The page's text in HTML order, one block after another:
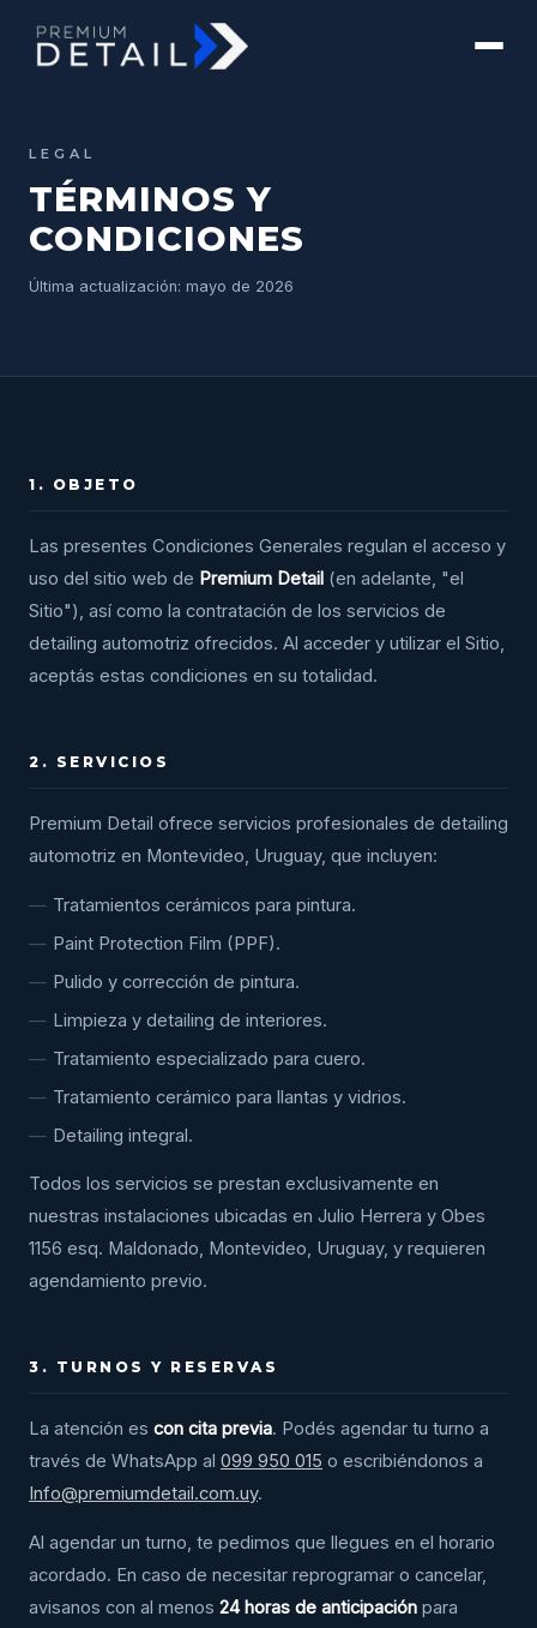
LEGAL
TÉRMINOS Y
CONDICIONES
Última actualización: mayo de 2026
1. OBJETO
Las presentes Condiciones Generales regulan el acceso y
uso del sitio web de Premium Detail (en adelante, "el
Sitio"), así como la contratación de los servicios de
detailing automotriz ofrecidos. Al acceder y utilizar el Sitio,
aceptás estas condiciones en su totalidad.
2. SERVICIOS
Premium Detail ofrece servicios profesionales de detailing
automotriz en Montevideo, Uruguay, que incluyen:
Tratamientos cerámicos para pintura.
Paint Protection Film (PPF).
Pulido y corrección de pintura.
Limpieza y detailing de interiores.
Tratamiento especializado para cuero.
Tratamiento cerámico para llantas y vidrios.
Detailing integral.
Todos los servicios se prestan exclusivamente en
nuestras instalaciones ubicadas en Julio Herrera y Obes
1156 esq. Maldonado, Montevideo, Uruguay, y requieren
agendamiento previo.
3. TURNOS Y RESERVAS
La atención es con cita previa. Podés agendar tu turno a
través de WhatsApp al 099 950 015 o escribiéndonos a
Info@premiumdetail.com.uy.
Al agendar un turno, te pedimos que llegues en el horario
acordado. En caso de necesitar reprogramar o cancelar,
avisanos con al menos 24 horas de anticipación para